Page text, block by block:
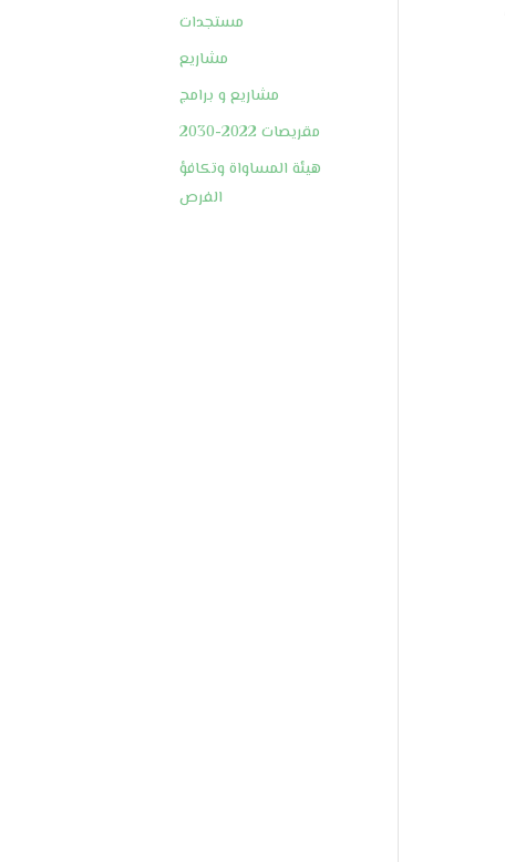
مستجدات
مشاريع
مشاريع و برامج
مقريصات 2022-2030
هيئة المساواة وتكافؤ
الفرص